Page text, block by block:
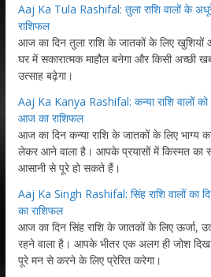
Aaj Ka Tula Rashifal: तुला राशि वालों के
राशिफल
आज का दिन तुला राशि के जातकों के लिए
घर में सकारात्मक माहौल बनेगा और किसी अच्छी
उत्साह बढ़ेगा।
Aaj Ka Kanya Rashifal: कन्या राशि वालों को
आज का राशिफल
आज का दिन कन्या राशि के जातकों के लिए भाग्य
लेकर आने वाला है। आपके प्रयासों में किस्मत का
आसानी से पूरे हो सकते हैं।
Aaj Ka Singh Rashifal: सिंह राशि वालों का
का राशिफल
आज का दिन सिंह राशि के जातकों के लिए ऊर्जा,
रहने वाला है। आपके भीतर एक अलग ही जोश
पूरे मन से करने के लिए प्रेरित करेगा।